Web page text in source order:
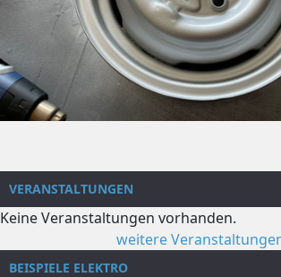
VERANSTALTUNGEN
Keine Veranstaltungen vorhanden.
weitere
BEISPIELE ELEKTRO